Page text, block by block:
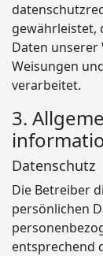
gewährleistet,
Daten unserer
Weisungen
verarbeitet.
3.
Datenschutz
Die Betreiber
persönlichen
entsprechend